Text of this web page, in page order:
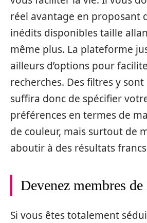
réel avantage en proposant
inédits disponibles taille
même plus. La plateforme
ailleurs d’options pour
recherches. Des filtres y sont
suffira donc de spécifier
préférences en termes de
de couleur, mais surtout de
aboutir à des résultats
Devenez membres
Si vous êtes totalement